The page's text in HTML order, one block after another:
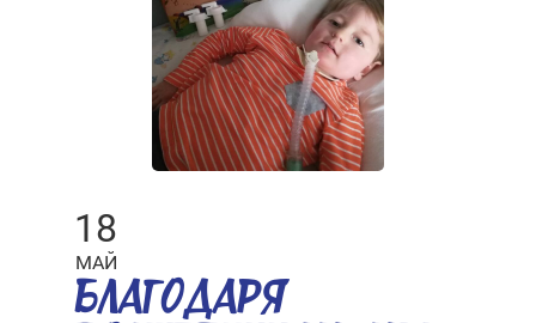
18
МАЙ
БЛАГОДАРЯ